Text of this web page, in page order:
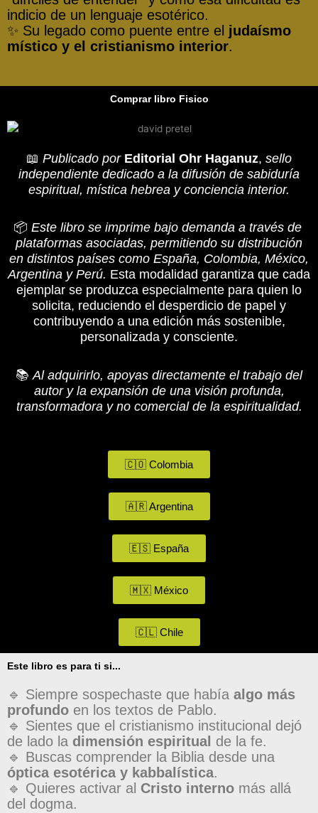
indicio de un lenguaje esotérico.
✨ Su legado como puente entre el judaísmo
místico y el cristianismo interior.
Comprar libro Fisico
📖 Publicado por Editorial Ohr Haganuz, sello
independiente dedicado a la difusión de sabiduría
espiritual, mística hebrea y conciencia interior.
📦 Este libro se imprime bajo demanda a través de
plataformas asociadas, permitiendo su distribución
en distintos países como España, Colombia, México,
Argentina y Perú. Esta modalidad garantiza que cada
ejemplar se produzca especialmente para quien lo
solicita, reduciendo el desperdicio de papel y
contribuyendo a una edición más sostenible,
personalizada y consciente.
📚 Al adquirirlo, apoyas directamente el trabajo del
autor y la expansión de una visión profunda,
transformadora y no comercial de la espiritualidad.
🇨🇴 Colombia
🇦🇷 Argentina
🇪🇸 España
🇲🇽 México
🇨🇱 Chile
Este libro es para ti si...
🔹 Siempre sospechaste que había algo más
profundo en los textos de Pablo.
🔹 Sientes que el cristianismo institucional dejó
de lado la dimensión espiritual de la fe.
🔹 Buscas comprender la Biblia desde una
óptica esotérica y kabbalística.
🔹 Quieres activar al Cristo interno más allá
del dogma.